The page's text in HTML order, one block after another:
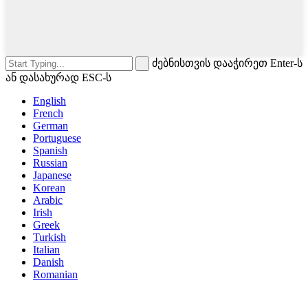
ძებნისთვის დააჭირეთ Enter-ს
ან დასახურად ESC-ს
English
French
German
Portuguese
Spanish
Russian
Japanese
Korean
Arabic
Irish
Greek
Turkish
Italian
Danish
Romanian